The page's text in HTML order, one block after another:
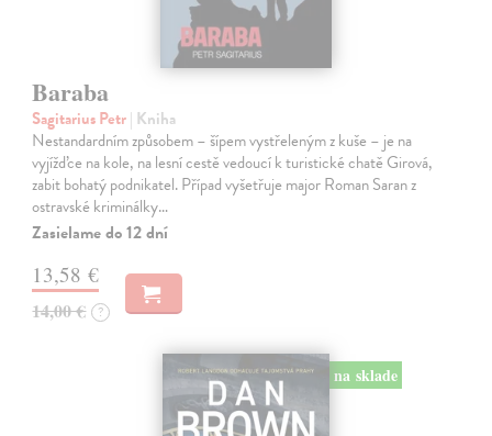
Baraba
Sagitarius Petr| Kniha
Nestandardním způsobem – šípem vystřeleným z kuše – je na
vyjížďce na kole, na lesní cestě vedoucí k turistické chatě Girová,
zabit bohatý podnikatel. Případ vyšetřuje major Roman Saran z
ostravské kriminálky…
Zasielame do 12 dní
13,58 €
14,00 € ?
na sklade